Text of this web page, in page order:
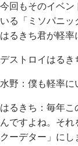
今回もそのイベン
いる「ミソパニ
はるきち君が軽率
デストロイはるき
水野：僕も軽率に
はるきち：毎年
んですよね。そ
クーデター」にし